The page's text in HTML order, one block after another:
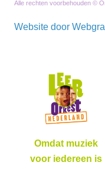
Omdat muziek
voor iedereen is
Alle rechten voorbehouden ©
Website door